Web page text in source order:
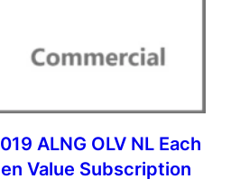
ALNG OLV NL Each
Value Subscription